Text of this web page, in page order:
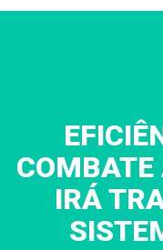
COMBATE
IRÁ